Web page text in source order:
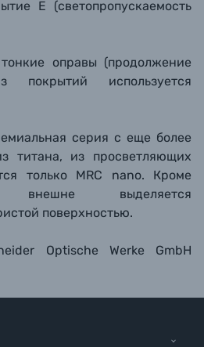
Е (светопропускаемость
оправы (продолжение
покрытий используется
серия с еще более
титана, из просветляющих
только MRC nano. Кроме
выделяется
поверхностью.
Optische Werke GmbH